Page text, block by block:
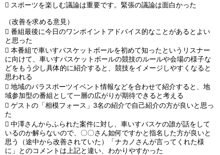
 スポーツを楽しむ議論は重要です。緊張の議論は面白かった
（改善を求める意見）
 番組最後に今日のワンポイントアドバイス的なことがあるとよい
と思った
 本番組で車いすバスケットボールを初めて知ったというリスナー
に向けて、車いすバスケットボールの競技のルールや会場の様子な
どをもう少し具体的に紹介すると、競技をイメージしやすくなると
思われる
 地域のパラスポーツイベント情報などを合わせて紹介すると、地
域参加型の番組として一層の広がりが期待できると考える
 ゲストの「相模フォース」3名の紹介で自己紹介の方が良いと思っ
た
 中澤さんからふられた案件に対し、車いすバスケの誰が話をして
いるのか解らないので、〇〇さん如何ですかと指名した方が良いと
思う（途中から改善されていた）「ナカノさんが言ってくれた様
に」とのコメントは上記と違い、わかりやすかった